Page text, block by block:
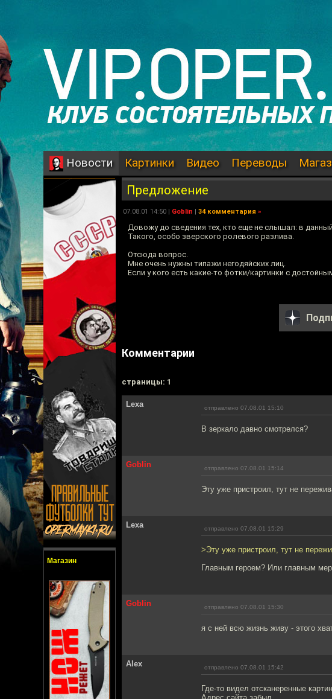
Новости Картинки Видео Переводы
Магазин
Предложение
07.08.01 14:50 | Goblin | 34 комментария »
Довожу до сведения тех, кто еще не слышал: в
Такого, особо зверского ролевого разлива.
Отсюда вопрос.
Мне очень нужны типажи негодяйских лиц.
Если у кого есть какие-то фотки/картинки с
Комментарии
cтраницы: 1
Lexa отправлено 07.08.01 15:10
В зеркало давно смотрелся?
Goblin отправлено 07.08.01 15:14
Эту уже пристроил, тут не
Lexa отправлено 07.08.01 15:29
>Эту уже пристроил, тут не
Главным героем? Или главным
Goblin отправлено 07.08.01 15:30
я с ней всю жизнь живу - этого
Alex отправлено 07.08.01 15:42
Где-то видел отсканеренные